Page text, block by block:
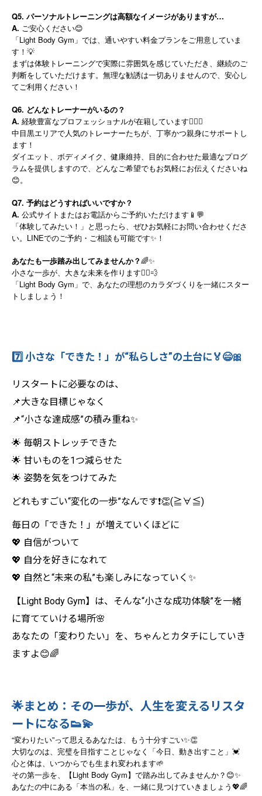
Q5. パーソナルトレーニングは高額なイメージがありますが…
A. ご安心ください😊
「Light Body Gym」では、通いやすい料金プランをご用意していま
す！💡
まずは体験トレーニングで実際に雰囲気を感じていただき、継続のご
判断をしていただけます。無理な勧誘は一切ありませんので、安心し
てご利用ください！
Q6. どんなトレーナーがいるの？
A. 経験豊富なプロフェッショナルが在籍しています🏋️‍♂️🔥
中目黒エリアで人気のトレーナーたちが、丁寧かつ親身にサポートし
ます！
ダイエット、ボディメイク、健康維持、目的に合わせた最適なプログ
ラムを提供しますので、どんなご希望でもお気軽にお伝えくださいね
😊。
Q7. 予約はどうすればいいですか？
A. 公式サイトまたはお電話からご予約いただけます📱💬
「体験してみたい！」と思ったら、ぜひお気軽にお問い合わせくださ
い。LINEでのご予約・ご相談も可能です✨！
あなたも一歩踏み出してみませんか？🌈✨
小さな一歩が、大きな未来を作ります🏃‍♂️💨
「Light Body Gym」で、あなたの理想のカラダづくりを一緒にスター
トしましょう！
7️⃣ 小さな「できた！」が“私らしさ”の土台に🏅😄🎀
リスタートに必要なのは、
📌大きな目標じゃなく
📌“小さな達成感”の積み重ね✨
🌟 毎朝ストレッチできた
🌟 甘いものを1つ減らせた
🌟 姿勢を気をつけてみた
どれもすごい“変化の一歩”なんです❗️👏(≧∀≦)
毎日の「できた！」が増えていくほどに
💖 自信がついて
💖 自分を好きになれて
💖 自然と“未来の私”も楽しみになっていく✨
【Light Body Gym】は、そんな“小さな成功体験”を一緒
に育てていける場所🌸
あなたの「変わりたい」を、ちゃんとカタチにしていき
ますよ😊🌈
🌟まとめ：その一歩が、人生を変えるリスタ
ートになる👟💫
“変わりたい”って思えるあなたは、もう十分すごい✨👏
大切なのは、完璧を目指すことじゃなく「今日、動き出すこと」💓
心と体は、いつからでも生まれ変われます🌱
その第一歩を、【Light Body Gym】で踏み出してみませんか？😊✨
あなたの中にある「本当の私」を、 一緒に見つけていきましょう 💖🌈